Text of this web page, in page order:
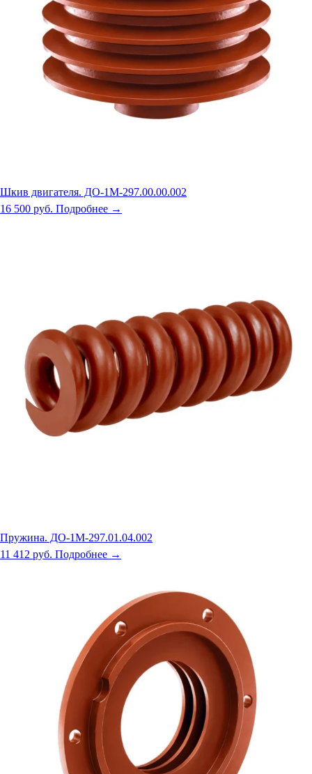
Шкив двигателя. ДО-1М-297.00.00.002
16 500 руб. Подробнее →
Пружина. ДО-1М-297.01.04.002
11 412 руб. Подробнее →